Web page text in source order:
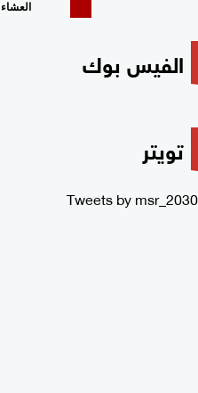
العشاء
الفيس بوك
تويتر
Tweets by msr_2030